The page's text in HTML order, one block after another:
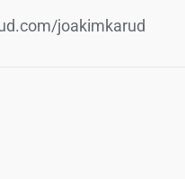
joakimkarud